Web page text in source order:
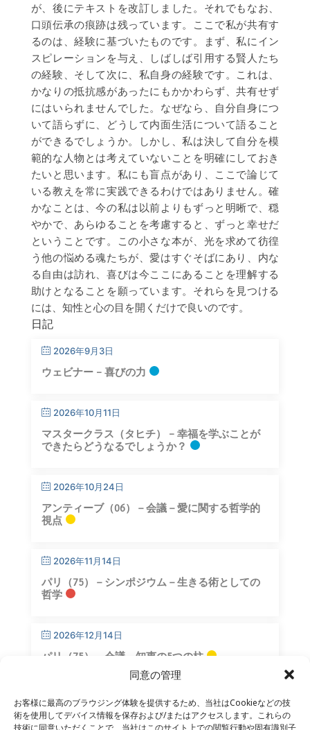
同意の管理
お客様に最高のブラウジング体験を提供するため、当社はCookieなどの技
術を使用してデバイス情報を保存および/またはアクセスします。これらの
技術に同意いただくことで、当社はこのサイト上での閲覧行動や固有識別子
が、後にテキストを改訂しました。それでもなお、
口頭伝承の痕跡は残っています。ここで私が共有す
るのは、経験に基づいたものです。まず、私にイン
スピレーションを与え、しばしば引用する賢人たち
の経験、そして次に、私自身の経験です。これは、
かなりの抵抗感があったにもかかわらず、共有せず
にはいられませんでした。なぜなら、自分自身につ
いて語らずに、どうして内面生活について語ること
ができるでしょうか。しかし、私は決して自分を模
範的な人物とは考えていないことを明確にしておき
たいと思います。私にも盲点があり、ここで論じて
いる教えを常に実践できるわけではありません。確
かなことは、今の私は以前よりもずっと明晰で、穏
やかで、あらゆることを考慮すると、ずっと幸せだ
ということです。この小さな本が、光を求めて彷徨
う他の悩める魂たちが、愛はすぐそばにあり、内な
る自由は訪れ、喜びは今ここにあることを理解する
助けとなることを願っています。それらを見つける
には、知性と心の目を開くだけで良いのです。
日記
2026年9月3日
ウェビナー – 喜びの力
2026年10月11日
マスタークラス（タヒチ） – 幸福を学ぶことが
できたらどうなるでしょうか？
2026年10月24日
アンティーブ（06）－会議－愛に関する哲学的
視点
2026年11月14日
パリ（75）－シンポジウム－生きる術としての
哲学
2026年12月14日
パリ（75）－会議－知恵の5つの柱